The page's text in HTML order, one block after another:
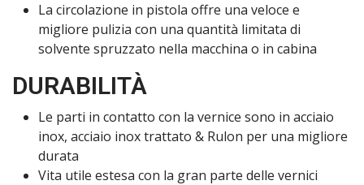
La circolazione in pistola offre una veloce e
migliore pulizia con una quantità limitata di
solvente spruzzato nella macchina o in cabina
DURABILITÀ
Le parti in contatto con la vernice sono in acciaio
inox, acciaio inox trattato & Rulon per una migliore
durata
Vita utile estesa con la gran parte delle vernici